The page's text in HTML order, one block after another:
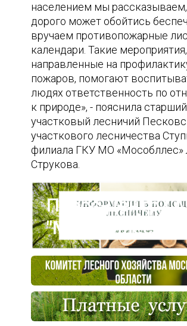
населением мы
дорого может обойтись
вручаем противопожарные
календари. Такие мероприятия,
направленные на
пожаров, помогают
людях ответственность по
к природе», - пояснила старший
участковый лесничий
участкового лесничества
филиала ГКУ МО «Мособллес»
Струкова.
Пресс-центр
"Мособллес"